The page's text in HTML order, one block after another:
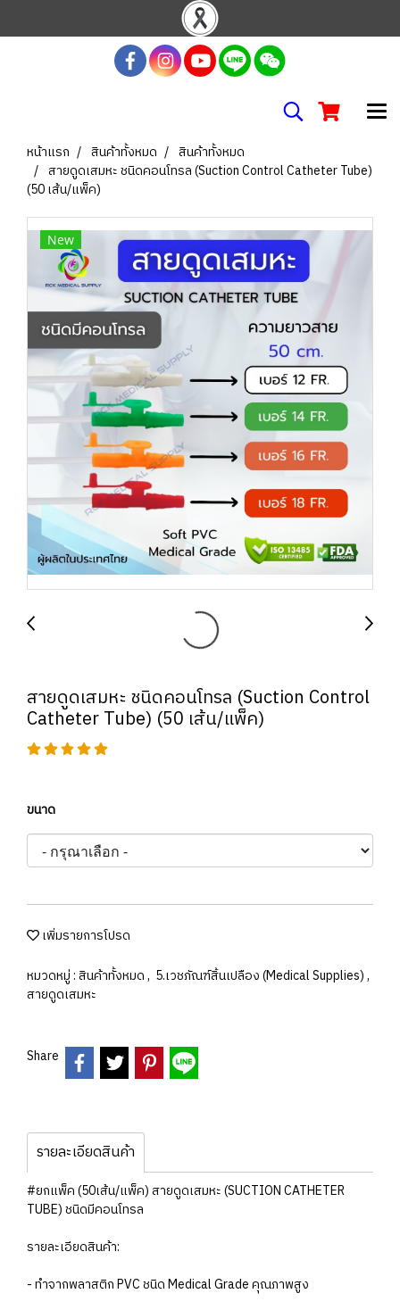
หน้าแรก สินค้าทั้งหมด
สินค้าทั้งหมด
สายดูดเสมหะ ชนิดคอนโทรล (Suction Control Catheter Tube)
(50 เส้น/แพ็ค)
New
สายดูดเสมหะ ชนิดคอนโทรล (Suction Control
Catheter Tube) (50 เส้น/แพ็ค)
ขนาด
เพิ่มรายการโปรด
หมวดหมู่ :สินค้าทั้งหมด, 5.เวชภัณฑ์สิ้นเปลือง (Medical Supplies),
สายดูดเสมหะ
Share
รายละเอียดสินค้า
#ยกแพ็ค (50เส้น/แพ็ค) สายดูดเสมหะ (SUCTION CATHETER
TUBE) ชนิดมีคอนโทรล
รายละเอียดสินค้า:
- ทำจากพลาสติก PVC ชนิด Medical Grade คุณภาพสูง